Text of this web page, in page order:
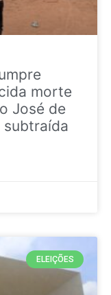
morte
José de
subtraída
ELEIÇÕES